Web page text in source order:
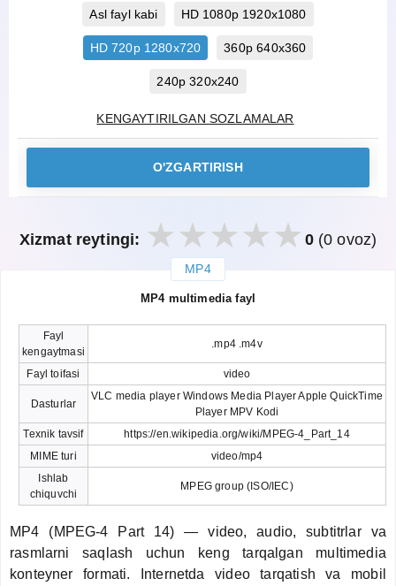
Asl fayl kabi HD 1080p 1920x1080
HD 720p 1280x720 360p 640x360
240p 320x240
KENGAYTIRILGAN SOZLAMALAR
O'ZGARTIRISH
Xizmat reytingi: 0(0 ovoz)
MP4
MP4 multimedia fayl
Fayl
kengaytmasi
.mp4 .m4v
Fayl toifasi video
Dasturlar
VLC media player Windows Media Player Apple QuickTime
Player MPV Kodi
Texnik tavsif
https://en.wikipedia.org/wiki/MPEG-4_Part_14
MIME turi
video/mp4
Ishlab
chiquvchi
MPEG group (ISO/IEC)
MP4 (MPEG-4 Part 14) — video, audio, subtitrlar va
rasmlarni saqlash uchun keng tarqalgan multimedia
konteyner formati. Internetda video tarqatish va mobil